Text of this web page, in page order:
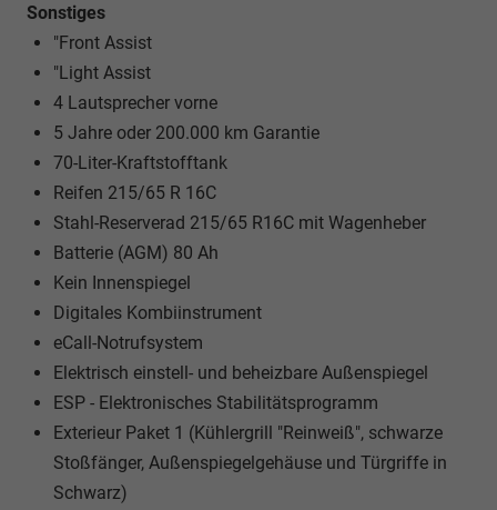
Sonstiges
"Front Assist
"Light Assist
4 Lautsprecher vorne
5 Jahre oder 200.000 km Garantie
70-Liter-Kraftstofftank
Reifen 215/65 R 16C
Stahl-Reserverad 215/65 R16C mit Wagenheber
Batterie (AGM) 80 Ah
Kein Innenspiegel
Digitales Kombiinstrument
eCall-Notrufsystem
Elektrisch einstell- und beheizbare Außenspiegel
ESP - Elektronisches Stabilitätsprogramm
Exterieur Paket 1 (Kühlergrill "Reinweiß", schwarze
Stoßfänger, Außenspiegelgehäuse und Türgriffe in
Schwarz)